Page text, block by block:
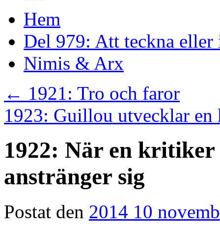
Hem
Del 979: Att teckna eller
Nimis & Arx
← 1921: Tro och faror
1923: Guillou utvecklar
1922: När en kritiker
anstränger sig
Postat den 2014 10